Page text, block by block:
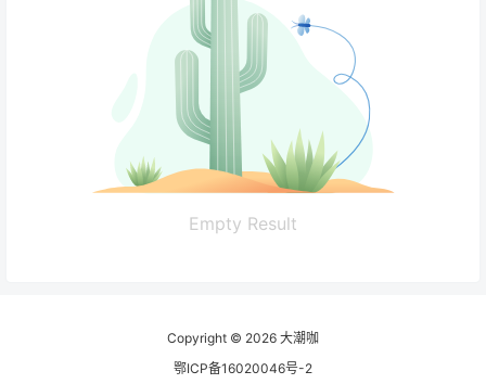
Empty Result
Copyright © 2026 大潮咖
鄂ICP备16020046号-2